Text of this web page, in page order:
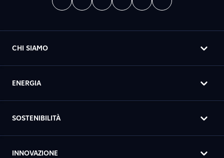
CHI SIAMO
ENERGIA
SOSTENIBILITÀ
INNOVAZIONE